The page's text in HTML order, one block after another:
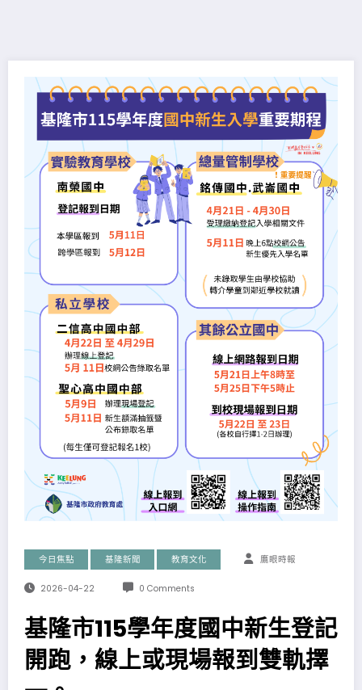
今日焦點 基隆新聞 教育文化 鷹眼時報
2026-04-22 0 Comments
基隆市115學年度國中新生登記
開跑，線上或現場報到雙軌擇